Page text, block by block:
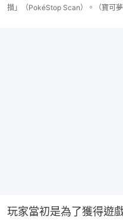
描」（PokéStop Scan）。（寶可夢
玩家當初是為了獲得遊